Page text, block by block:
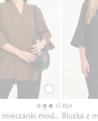
+1 Xlnt